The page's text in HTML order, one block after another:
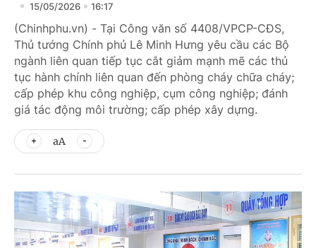
15/05/2026 16:17
(Chinhphu.vn) - Tại Công văn số 4408/VPCP-CĐS,
Thủ tướng Chính phủ Lê Minh Hưng yêu cầu các Bộ
ngành liên quan tiếp tục cắt giảm mạnh mẽ các thủ
tục hành chính liên quan đến phòng cháy chữa cháy;
cấp phép khu công nghiệp, cụm công nghiệp; đánh
giá tác động môi trường; cấp phép xây dựng.
aA